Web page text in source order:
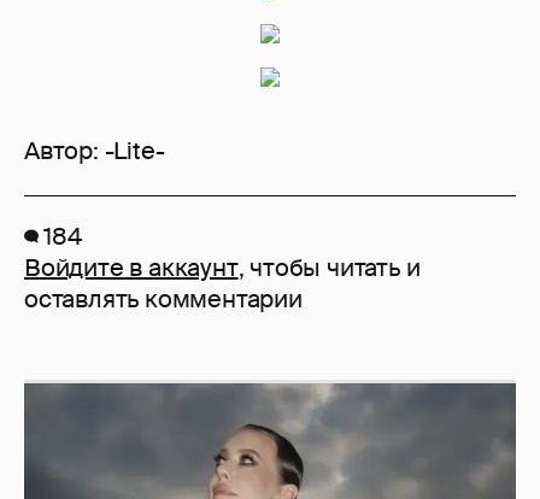
Автор: -Lite-
184
Войдите в аккаунт, чтобы читать и
оставлять комментарии